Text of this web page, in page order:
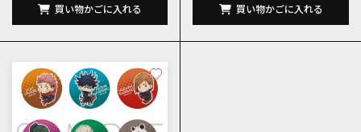
買い物かごに入れる 買い物かごに入れる